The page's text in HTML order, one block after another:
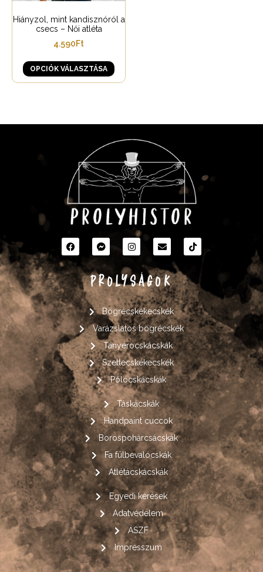
Hiányzol, mint kandisznóról a
csecs – Női atléta
4.590Ft
OPCIÓK VÁLASZTÁSA
PROLYSÁGOK
Bögrécskékecskék
Varázslatos bögrécskék
Tányérocskácskák
Szettecskékecskék
Pólócskácskák
Táskácskák
Handpaint cuccok
Borospohárcsácskák
Fa fülbevalócskák
Atlétácskácskák
Egyedi kérések
Adatvédelem
ÁSZF
Impresszum